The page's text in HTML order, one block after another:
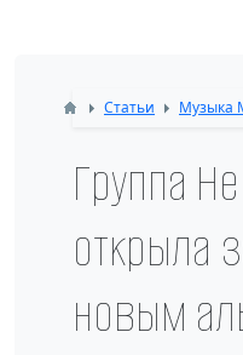
Статьи Музыка
Группа
открыла
новым